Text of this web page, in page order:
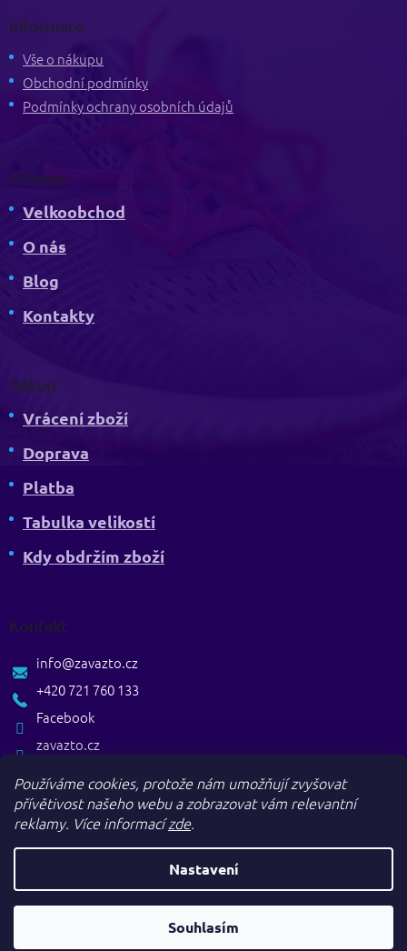
Používáme cookies, protože nám umožňují zvyšovat
přívětivost našeho webu a zobrazovat vám relevantní
reklamy. Více informacízde.
Nastavení
Souhlasím
Informace
Vše o nákupu
Obchodní podmínky
Podmínky ochrany osobních údajů
O firmě
Velkoobchod
O nás
Blog
Kontakty
Nákup
Vrácení zboží
Doprava
Platba
Tabulka velikostí
Kdy obdržím zboží
Kontakt
zavazto.cz
info@zavazto.cz
+420 721 760 133
Facebook
Vytvořil Shoptet
Zavazto.cz. Všechna práva vyhrazena.